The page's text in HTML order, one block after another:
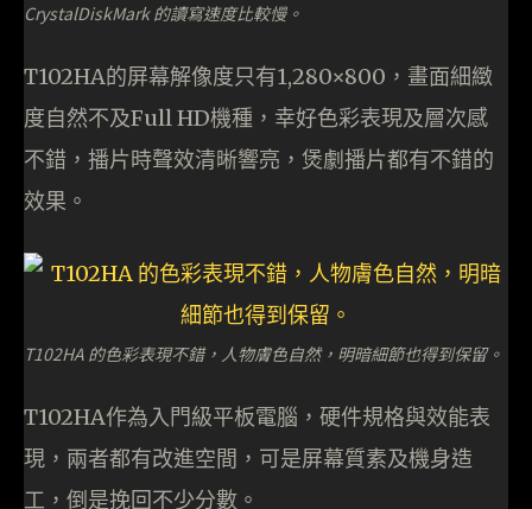
CrystalDiskMark 的讀寫速度比較慢。
T102HA的屏幕解像度只有1,280×800，畫面細緻
度自然不及Full HD機種，幸好色彩表現及層次感
不錯，播片時聲效清晰響亮，煲劇播片都有不錯的
效果。
T102HA 的色彩表現不錯，人物膚色自然，明暗細節也得到保留。
T102HA作為入門級平板電腦，硬件規格與效能表
現，兩者都有改進空間，可是屏幕質素及機身造
工，倒是挽回不少分數。